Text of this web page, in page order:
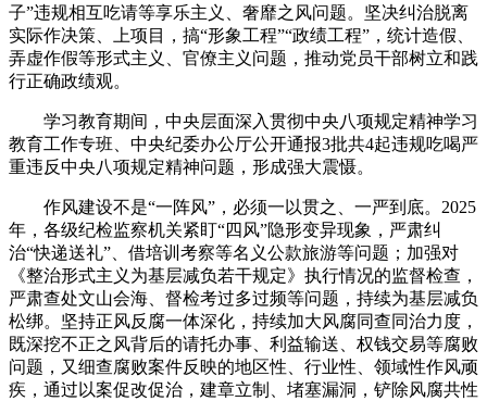
子”违规相互吃请等享乐主义、奢靡之风问题。坚决纠治脱离
实际作决策、上项目，搞“形象工程”“政绩工程”，统计造假、
弄虚作假等形式主义、官僚主义问题，推动党员干部树立和践
行正确政绩观。
学习教育期间，中央层面深入贯彻中央八项规定精神学习
教育工作专班、中央纪委办公厅公开通报3批共4起违规吃喝严
重违反中央八项规定精神问题，形成强大震慑。
作风建设不是“一阵风”，必须一以贯之、一严到底。2025
年，各级纪检监察机关紧盯“四风”隐形变异现象，严肃纠
治“快递送礼”、借培训考察等名义公款旅游等问题；加强对
《整治形式主义为基层减负若干规定》执行情况的监督检查，
严肃查处文山会海、督检考过多过频等问题，持续为基层减负
松绑。坚持正风反腐一体深化，持续加大风腐同查同治力度，
既深挖不正之风背后的请托办事、利益输送、权钱交易等腐败
问题，又细查腐败案件反映的地区性、行业性、领域性作风顽
疾，通过以案促改促治，建章立制、堵塞漏洞，铲除风腐共性